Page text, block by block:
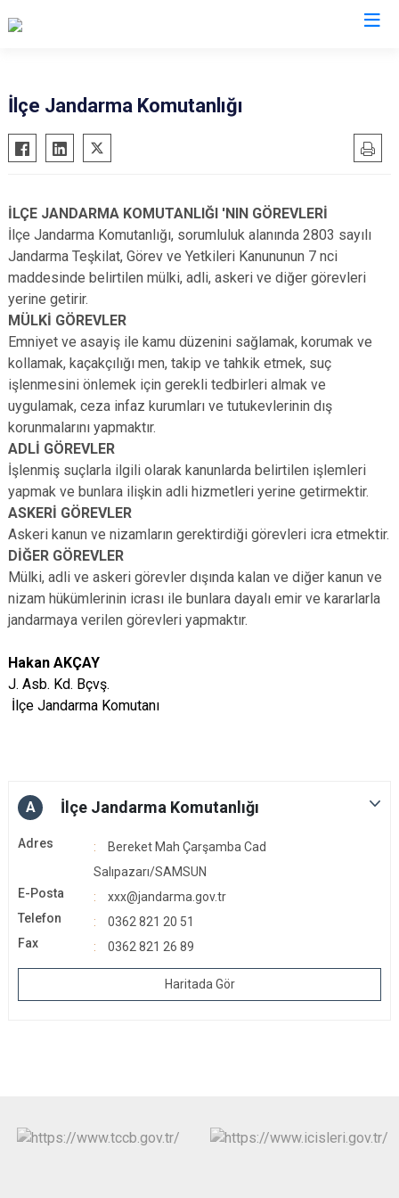
19 Mayıs
Alaçam
Ayvacık
Bafra
Çarşamba
Havza
Kavak
Ladik
Vezirköprü
Yakakent
Atakum
İlkadım
İlçe Jandarma Komutanlığı
İLÇE JANDARMA KOMUTANLIĞI 'NIN GÖREVLERİ
İlçe Jandarma Komutanlığı, sorumluluk alanında 2803 sayılı
Jandarma Teşkilat, Görev ve Yetkileri Kanununun 7 nci
maddesinde belirtilen mülki, adli, askeri ve diğer görevleri
yerine getirir.
MÜLKİ GÖREVLER
Emniyet ve asayiş ile kamu düzenini sağlamak, korumak ve
kollamak, kaçakçılığı men, takip ve tahkik etmek, suç
işlenmesini önlemek için gerekli tedbirleri almak ve
uygulamak, ceza infaz kurumları ve tutukevlerinin dış
korunmalarını yapmaktır.
ADLİ GÖREVLER
İşlenmiş suçlarla ilgili olarak kanunlarda belirtilen işlemleri
yapmak ve bunlara ilişkin adli hizmetleri yerine getirmektir.
ASKERİ GÖREVLER
Askeri kanun ve nizamların gerektirdiği görevleri icra etmektir.
DİĞER GÖREVLER
Mülki, adli ve askeri görevler dışında kalan ve diğer kanun ve
nizam hükümlerinin icrası ile bunlara dayalı emir ve kararlarla
jandarmaya verilen görevleri yapmaktır.
Hakan AKÇAY
J. Asb. Kd. Bçvş.
İlçe Jandarma Komutanı
A İlçe Jandarma Komutanlığı
Adres
Bereket Mah Çarşamba Cad
Salıpazarı/SAMSUN
E-Posta
xxx@jandarma.gov.tr
Telefon
0362 821 20 51
Fax
0362 821 26 89
Haritada Gör